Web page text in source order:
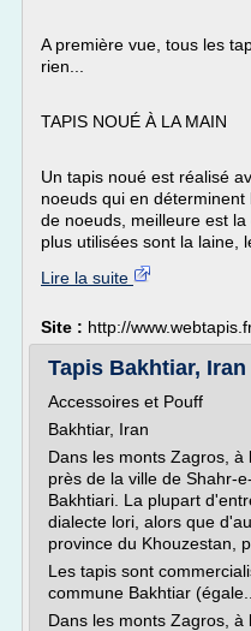
A première vue, tous les
rien...
TAPIS NOUÉ À LA MAIN
Un tapis noué est réalisé
noeuds qui en
de noeuds, meilleure est
plus utilisées sont la laine,
Lire la suite
Site : http://
Tapis Bakhtiar,
Accessoires et Pouff
Bakhtiar, Iran
Dans les monts Zagros, à
près de la ville de Shahr-
Bakhtiari. La plupart
dialecte lori, alors que
province du Khouzestan,
Les tapis sont
commune Bakhtiar (égale...
Dans les monts Zagros, à